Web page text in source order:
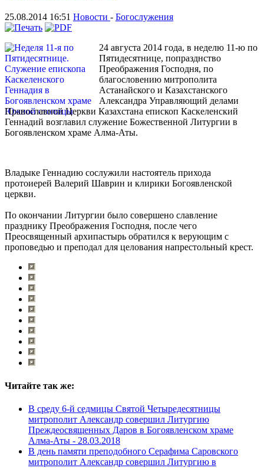
25.08.2014 16:51 Новости - Богослужения
24 августа 2014 года, в неделю 11-ю по
Пятидесятнице, попразднство
Преображения Господня, по
благословению митрополита
Астанайского и Казахстанского
Александра Управляющий делами
Православной Церкви Казахстана епископ Каскеленский
Геннадий возглавил служение Божественной Литургии в
Богоявленском храме Алма-Аты.
Владыке Геннадию сослужили настоятель прихода
протоиерей Валерий Шаврин и клирики Богоявленской
церкви.
По окончании Литургии было совершено славление
празднику Преображения Господня, после чего
Преосвященный архипастырь обратился к верующим с
проповедью и преподал для целования напрестольный крест.
Читайте так же:
В среду 6-й седмицы Святой Четыредесятницы
митрополит Александр совершил Литургию
Преждеосвященных Даров в Богоявленском храме
Алма-Аты - 28.03.2018
В день памяти преподобного Серафима Саровского
митрополит Александр совершил Литургию в